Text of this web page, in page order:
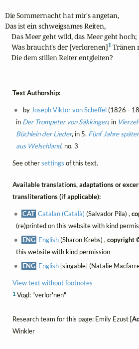
Die Sommernacht hat mir's angetan,
Das ist ein schweigsames Reiten,
    Das Meer geht wild, das Meer geht hoch;
    Was braucht's der [verlorenen]
1 Tränen
    Die dem stillen Reiter entgleiten?
Text Authorship:
by Joseph Viktor von Scheffel(1826 -
in Der Trompeter von Säkkingen, in
Büchlein der Lieder, in 5. Fünf Jahre
aus Welschland, no. 3
See othersettings of this text.
Available translations, adaptations or
transliterations (if applicable):
CAT Catalan (Català) (Salvador Pila) ,
(re)printed on this website with kind
ENG English(Sharon Krebs) ,copyright
this website with kind permission
ENG English [singable] (Natalie
View text without footnotes
1Vogl: "verlor'nen"
Research team for this page: Emily Ezust
Winkler